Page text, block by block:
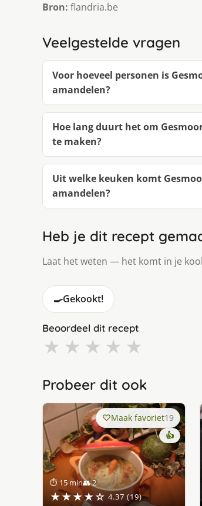
Bron: flandria.be
Veelgestelde vragen
Voor hoeveel personen is
amandelen?
Hoe lang duurt het om
te maken?
Uit welke keuken komt
amandelen?
Heb je dit recept
Laat het weten — het komt in je
🍳Gekookt!
Beoordeel dit recept
★ ★ ★ ★ ★
Probeer dit ook
⏱ 15 min👥 2
★★★★☆ 4.37 (19)
Maak favoriet19
👍